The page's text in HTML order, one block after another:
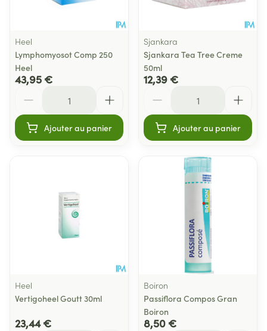
Heel
Lymphomyosot Comp 250
Heel
43,95 €
Ajouter au panier
Sjankara
Sjankara Tea Tree Creme
50ml
12,39 €
Ajouter au panier
Heel
Vertigoheel Goutt 30ml
23,44 €
Boiron
Passiflora Compos Gran
Boiron
8,50 €